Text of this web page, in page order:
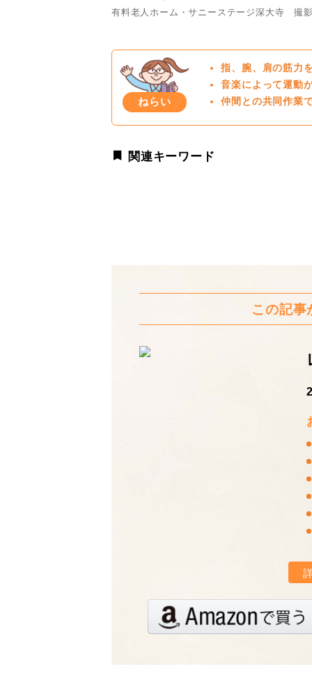
有料老人ホーム・サニーステージ深大寺 撮
ねらい
指、腕、肩の筋力
音楽によって運動
仲間との共同作業
関連キーワード
この記事